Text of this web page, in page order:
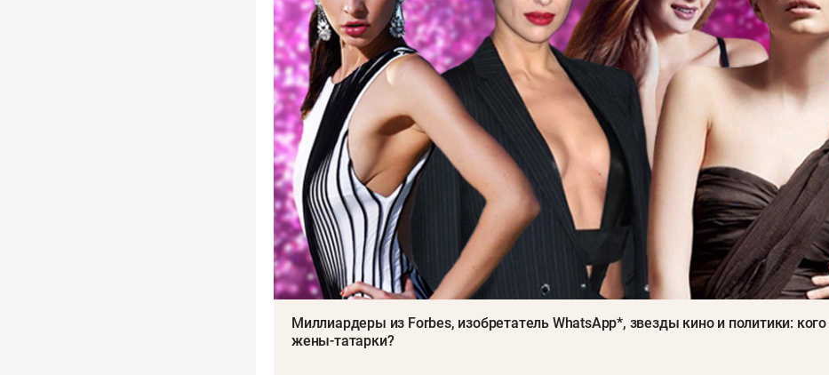
Миллиардеры из Forbes, изобретатель WhatsApp*, звезды кино и политики:
жены-татарки?